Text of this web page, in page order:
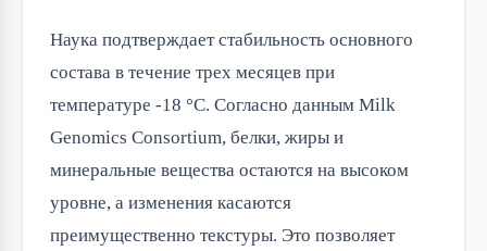
Наука подтверждает стабильность основного
состава в течение трех месяцев при
температуре -18 °C. Согласно данным Milk
Genomics Consortium, белки, жиры и
минеральные вещества остаются на высоком
уровне, а изменения касаются
преимущественно текстуры. Это позволяет